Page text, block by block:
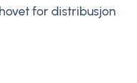
for distribusjon